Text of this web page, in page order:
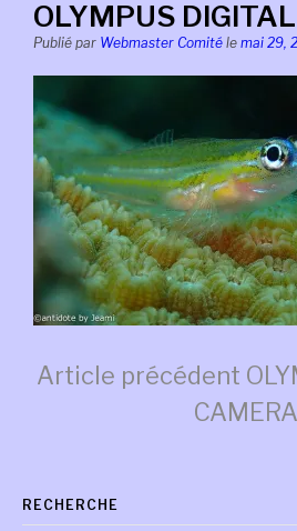
OLYMPUS
Publié par Webmaster Comité le mai 29,
Lire
Article précédent
CAMERA
RECHERCHE